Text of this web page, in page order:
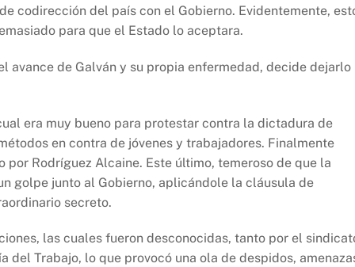
codirección del país con el Gobierno. Evidentemente,
para que el Estado lo aceptara.
avance de Galván y su propia enfermedad, decide dejarlo
era muy bueno para protestar contra la dictadura de
en contra de jóvenes y trabajadores. Finalmente
por Rodríguez Alcaine. Este último, temeroso de que la
golpe junto al Gobierno, aplicándole la cláusula de
secreto.
las cuales fueron desconocidas, tanto por el
del Trabajo, lo que provocó una ola de despidos,